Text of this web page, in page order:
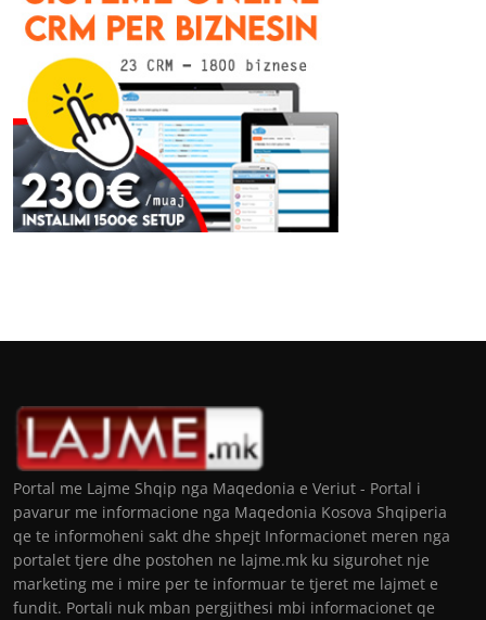
Portal me Lajme Shqip nga Maqedonia e Veriut - Portal i
pavarur me informacione nga Maqedonia Kosova Shqiperia
qe te informoheni sakt dhe shpejt Informacionet meren nga
portalet tjere dhe postohen ne lajme.mk ku sigurohet nje
marketing me i mire per te informuar te tjeret me lajmet e
fundit. Portali nuk mban pergjithesi mbi informacionet qe